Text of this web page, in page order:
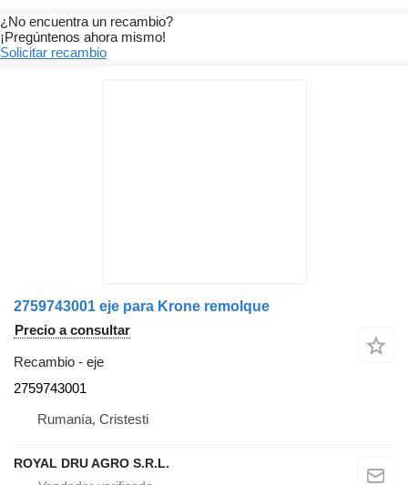
¿No encuentra un recambio?
¡Pregúntenos ahora mismo!
Solicitar recambio
2759743001 eje para Krone remolque
Precio a consultar
Recambio - eje
2759743001
Rumanía, Cristesti
ROYAL DRU AGRO S.R.L.